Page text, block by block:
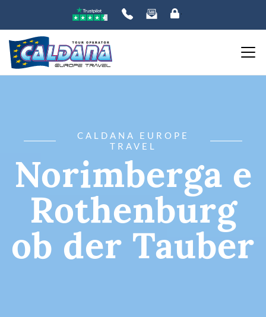
CALDANA EUROPE
TRAVEL
Norimberga e
Rothenburg
ob der Tauber